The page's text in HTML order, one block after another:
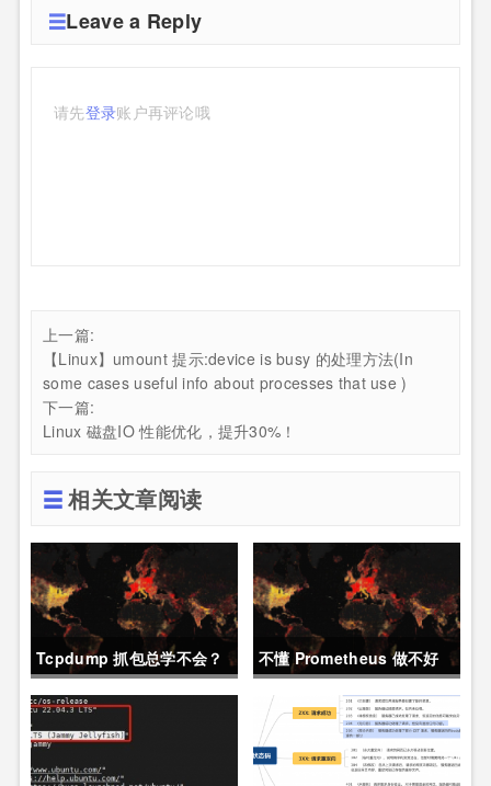
Leave a Reply
请先登录账户再评论哦
上一篇:
【Linux】umount 提示:device is busy 的处理方法(In
some cases useful info about processes that use )
下一篇:
Linux 磁盘IO 性能优化，提升30%！
相关文章阅读
Tcpdump 抓包总学不会？
这篇保姆级教程，今天可以
拿下！
不懂 Prometheus 做不好
运维？那就来看这一篇干货
吧。